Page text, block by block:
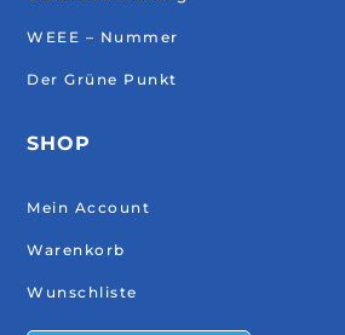
WEEE – Nummer
Der Grüne Punkt
SHOP
Mein Account
Warenkorb
Wunschliste